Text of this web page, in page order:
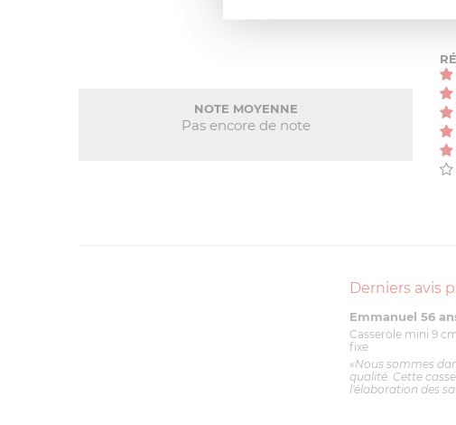
NOTE MOYENNE
Pas encore de note
Derniers avis
Emmanuel 56
Casserole mini 9
fixe
«Nous sommes
qualité. Cette
l'élaboration des